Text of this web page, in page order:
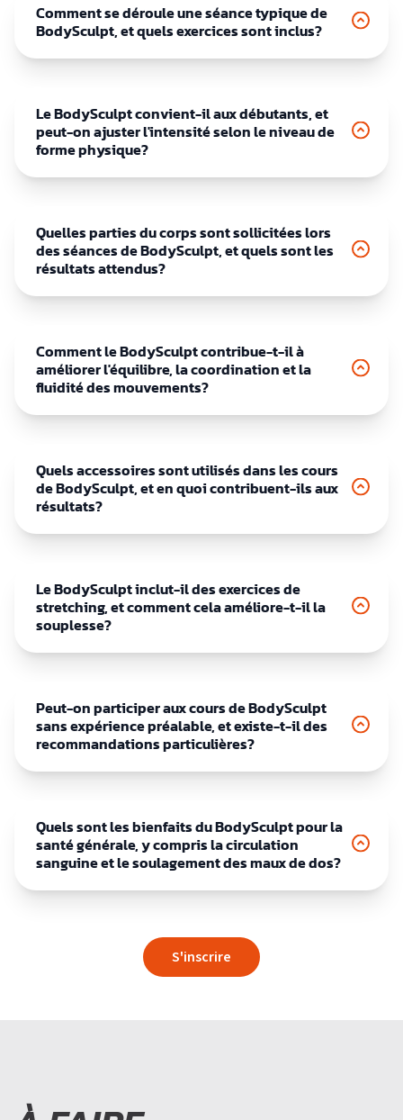
Comment se déroule une séance typique de
BodySculpt, et quels exercices sont inclus?
Le BodySculpt convient-il aux débutants, et
peut-on ajuster l'intensité selon le niveau de
forme physique?
Quelles parties du corps sont sollicitées lors
des séances de BodySculpt, et quels sont les
résultats attendus?
Comment le BodySculpt contribue-t-il à
améliorer l'équilibre, la coordination et la
fluidité des mouvements?
Quels accessoires sont utilisés dans les cours
de BodySculpt, et en quoi contribuent-ils aux
résultats?
Le BodySculpt inclut-il des exercices de
stretching, et comment cela améliore-t-il la
souplesse?
Peut-on participer aux cours de BodySculpt
sans expérience préalable, et existe-t-il des
recommandations particulières?
Quels sont les bienfaits du BodySculpt pour la
santé générale, y compris la circulation
sanguine et le soulagement des maux de dos?
S'inscrire